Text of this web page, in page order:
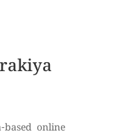
online